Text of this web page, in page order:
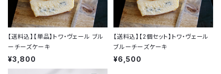
【送料込】【単品】トワ・ヴェール ブル
ーチーズケーキ
¥3,800
【送料込】【2個セット】トワ・ヴェール
ブルーチーズケーキ
¥6,500